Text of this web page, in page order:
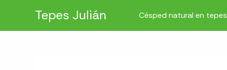
contenido
Tepes Julián Césped natural en tepes